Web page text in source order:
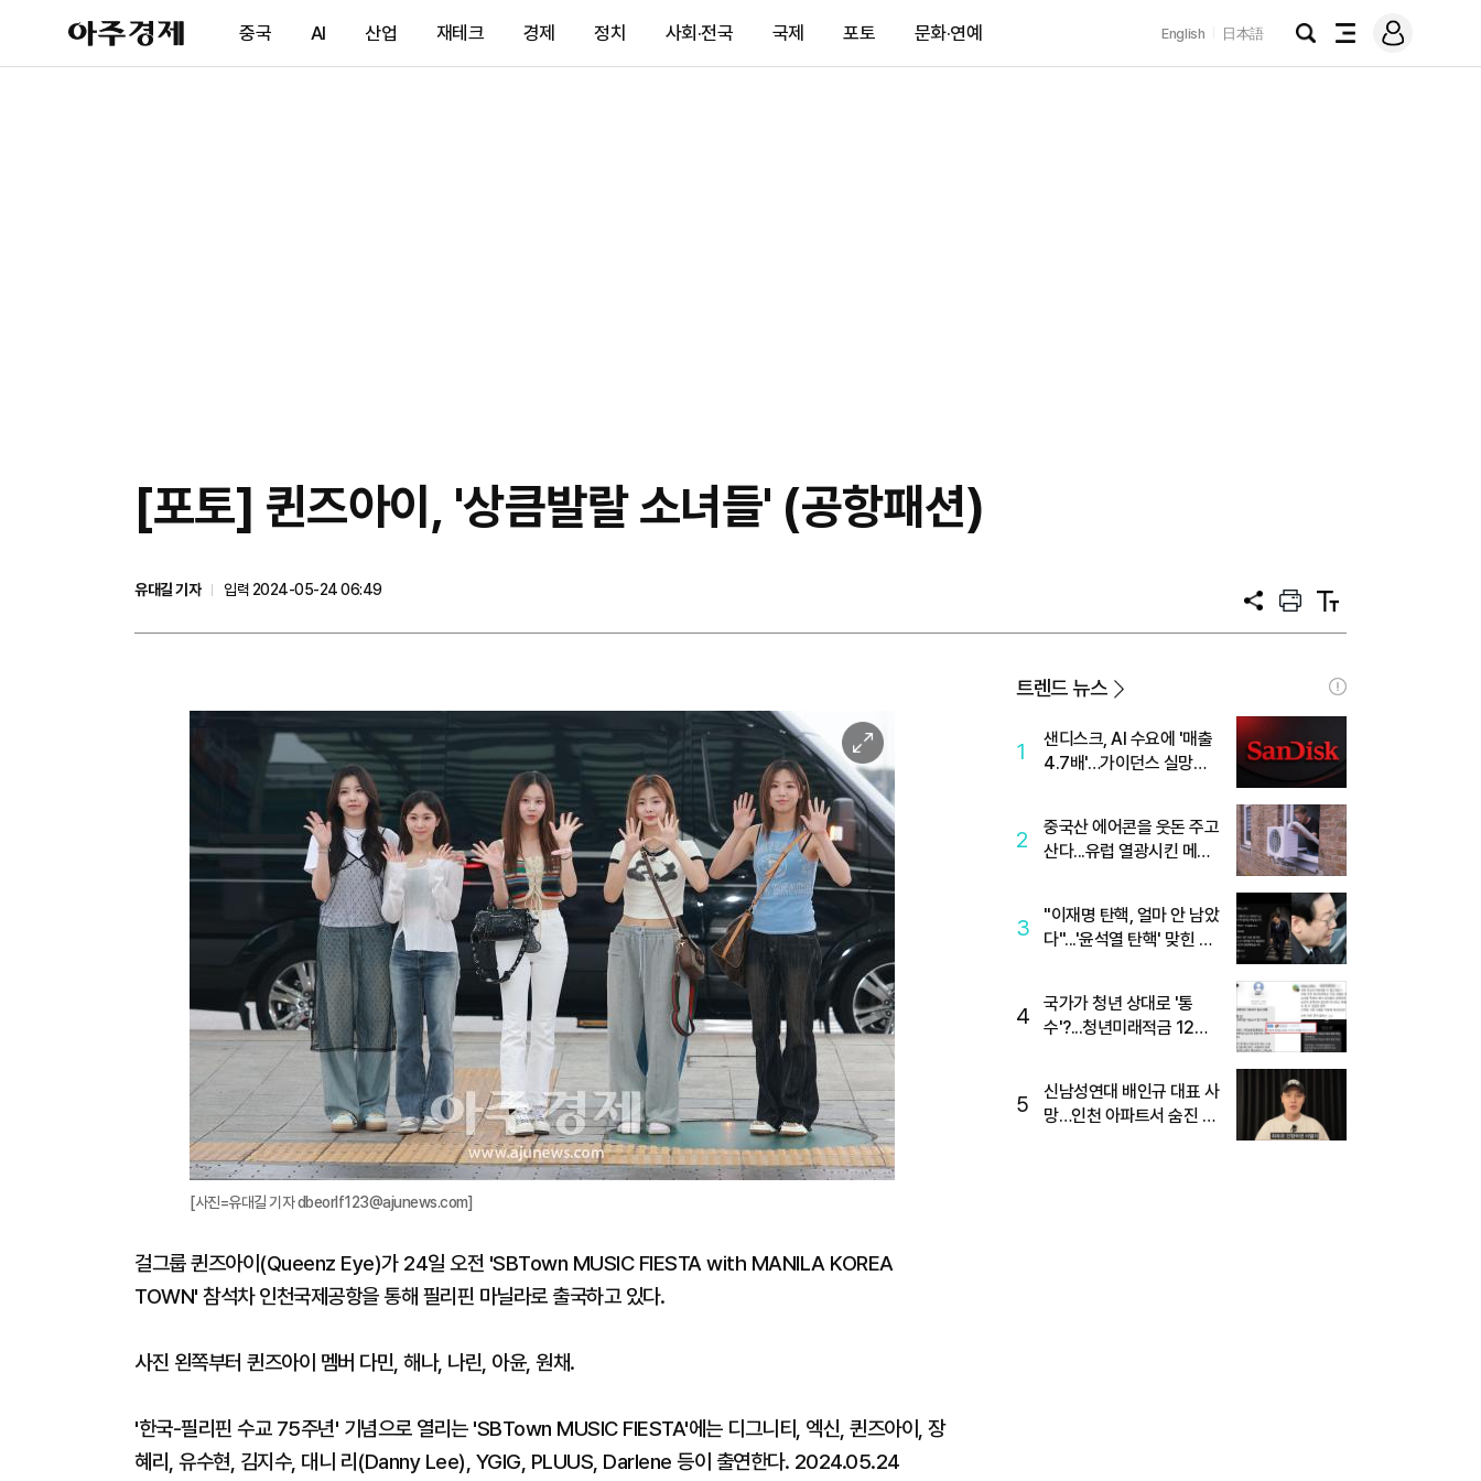
아
주
제
중국 AI 산업 재테크 경제 정치 사회·전국 국제 포토 문화·연예 English 日本語
검
전
메
그
[포토] 퀸즈아이, '상큼발랄 소녀들' (공항패션)
유대길 기자
입력 2024-05-24 06:49
공
프
트
텍
트
이
미
지
확
대
[사진=유대길 기자 dbeorlf123@ajunews.com]
걸그룹 퀸즈아이(Queenz Eye)가 24일 오전 'SBTown MUSIC FIESTA with MANILA KOREA
TOWN' 참석차 인천국제공항을 통해 필리핀 마닐라로 출국하고 있다.
사진 왼쪽부터 퀸즈아이 멤버 다민, 해나, 나린, 아윤, 원채.
'한국-필리핀 수교 75주년' 기념으로 열리는 'SBTown MUSIC FIESTA'에는 디그니티, 엑신, 퀸즈아이, 장
혜리, 유수현, 김지수, 대니 리(Danny Lee), YGIG, PLUUS, Darlene 등이 출연한다. 2024.05.24
트렌드 뉴스
1
샌디스크, AI 수요에 '매출
4.7배'…가이던스 실망에
2
중국산 에어콘을 웃돈 주고
산다...유럽 열광시킨 메이
3
"이재명 탄핵, 얼마 안 남았
다"...'윤석열 탄핵' 맞힌 무
4
국가가 청년 상대로 '통
수'?...청년미래적금 12%
5
신남성연대 배인규 대표 사
망…인천 아파트서 숨진 채